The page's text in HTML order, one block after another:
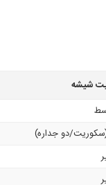
شیشه
(سکوریت/دو جداره)